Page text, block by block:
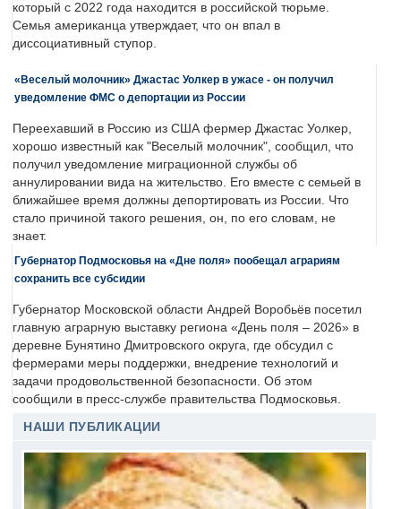
который с 2022 года находится в российской тюрьме.
Семья американца утверждает, что он впал в
диссоциативный ступор.
«Веселый молочник» Джастас Уолкер в ужасе - он получил
уведомление ФМС о депортации из России
Переехавший в Россию из США фермер Джастас Уолкер,
хорошо известный как "Веселый молочник", сообщил, что
получил уведомление миграционной службы об
аннулировании вида на жительство. Его вместе с семьей в
ближайшее время должны депортировать из России. Что
стало причиной такого решения, он, по его словам, не
знает.
Губернатор Подмосковья на «Дне поля» пообещал аграриям
сохранить все субсидии
Губернатор Московской области Андрей Воробьёв посетил
главную аграрную выставку региона «День поля – 2026» в
деревне Бунятино Дмитровского округа, где обсудил с
фермерами меры поддержки, внедрение технологий и
задачи продовольственной безопасности. Об этом
сообщили в пресс-службе правительства Подмосковья.
НАШИ ПУБЛИКАЦИИ